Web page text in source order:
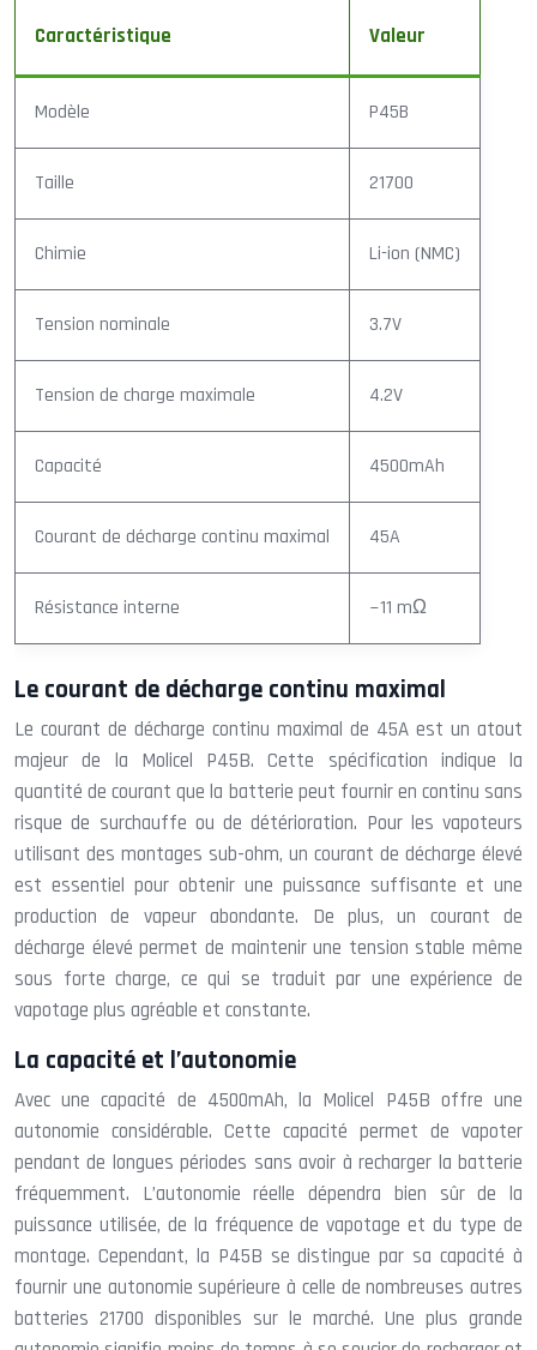
Caractéristique Valeur
Modèle P45B
Taille 21700
Chimie Li-ion (NMC)
Tension nominale 3.7V
Tension de charge maximale 4.2V
Capacité 4500mAh
Courant de décharge continu maximal 45A
Résistance interne ~11 mΩ
Le courant de décharge continu maximal
Le courant de décharge continu maximal de 45A est un atout
majeur de la Molicel P45B. Cette spécification indique la
quantité de courant que la batterie peut fournir en continu sans
risque de surchauffe ou de détérioration. Pour les vapoteurs
utilisant des montages sub-ohm, un courant de décharge élevé
est essentiel pour obtenir une puissance suffisante et une
production de vapeur abondante. De plus, un courant de
décharge élevé permet de maintenir une tension stable même
sous forte charge, ce qui se traduit par une expérience de
vapotage plus agréable et constante.
La capacité et l’autonomie
Avec une capacité de 4500mAh, la Molicel P45B offre une
autonomie considérable. Cette capacité permet de vapoter
pendant de longues périodes sans avoir à recharger la batterie
fréquemment. L’autonomie réelle dépendra bien sûr de la
puissance utilisée, de la fréquence de vapotage et du type de
montage. Cependant, la P45B se distingue par sa capacité à
fournir une autonomie supérieure à celle de nombreuses autres
batteries 21700 disponibles sur le marché. Une plus grande